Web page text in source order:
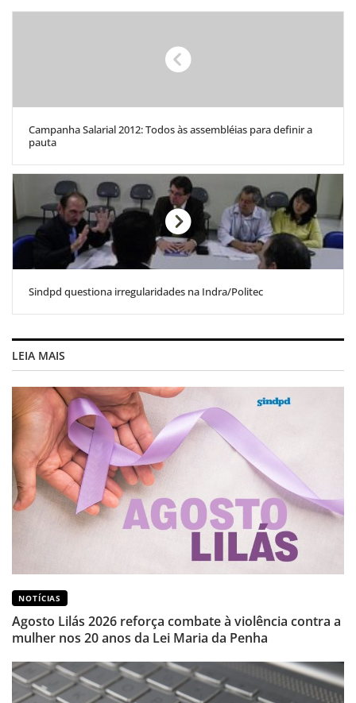
Campanha Salarial 2012: Todos às assembléias para definir a
pauta
Sindpd questiona irregularidades na Indra/Politec
LEIA MAIS
NOTÍCIAS
Agosto Lilás 2026 reforça combate à violência contra a
mulher nos 20 anos da Lei Maria da Penha